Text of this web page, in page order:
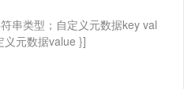
串类型；自定义元数据key val
义元数据value }]